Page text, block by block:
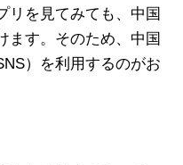
リを見てみても、中国
ます。そのため、中国
）を利用するのがお